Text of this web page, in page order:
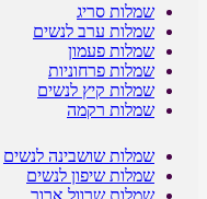
שמלות סריג
שמלות ערב לנשים
שמלות פעמון
שמלות פרחוניות
שמלות קיץ לנשים
שמלות רקמה
שמלות שושבינה לנשים
שמלות שיפון לנשים
שמלות שרוול ארוך